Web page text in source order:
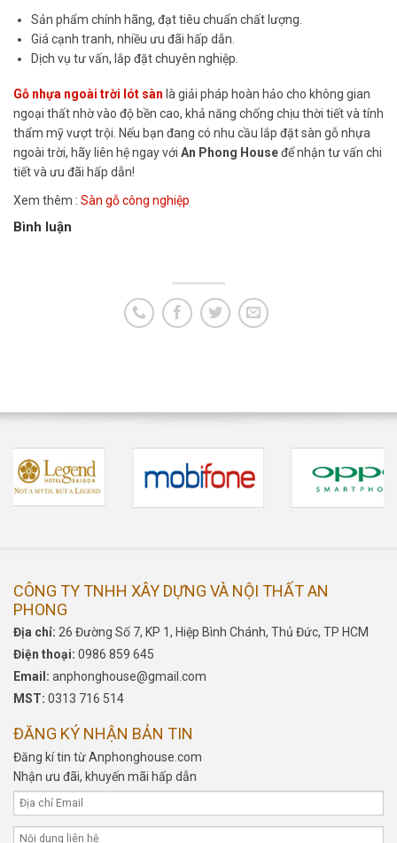
Sản phẩm chính hãng, đạt tiêu chuẩn chất lượng.
Giá cạnh tranh, nhiều ưu đãi hấp dẫn.
Dịch vụ tư vấn, lắp đặt chuyên nghiệp.
Gỗ nhựa ngoài trời lót sàn là giải pháp hoàn hảo cho không gian
ngoại thất nhờ vào độ bền cao, khả năng chống chịu thời tiết và tính
thẩm mỹ vượt trội. Nếu bạn đang có nhu cầu lắp đặt sàn gỗ nhựa
ngoài trời, hãy liên hệ ngay với An Phong Houseđể nhận tư vấn chi
tiết và ưu đãi hấp dẫn!
Xem thêm : Sàn gỗ công nghiệp
Bình luận
CÔNG TY TNHH XÂY DỰNG VÀ NỘI THẤT AN
PHONG
Địa chỉ: 26 Đường Số 7, KP 1, Hiệp Bình Chánh, Thủ Đức, TP HCM
Điện thoại: 0986 859 645
Email: anphonghouse@gmail.com
MST: 0313 716 514
ĐĂNG KÝ NHẬN BẢN TIN
Đăng kí tin từ Anphonghouse.com
Nhận ưu đãi, khuyến mãi hấp dẫn